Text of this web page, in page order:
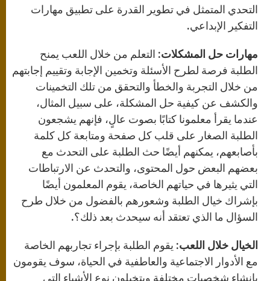
التحدي المتمثل في تطوير القدرة على تطبيق مهارات
التفكير الإبداعي.
مهارات حل المشكلات: التعلم من خلال اللعب يمنح
الطلبة فرصة لطرح الأسئلة وتخمين الإجابة وتقييم إجابتهم
من خلال التجربة والخطأ والتحقق من تلك التخمينات
والكشف عن كيفية حل المشكلة، على سبيل المثال،
عندما يقرأ معلمونا كتابًا بصوت عالٍ، فإنهم يشجعون
الطلبة الصغار على قلب كل صفحة ومتابعة كل كلمة
بأصابعهم، يمكنهم أيضًا حث الطلبة على التحدث مع
بعضهم البعض حول المحتوى، والتحدث عن الارتباطات
التي يثيرها في حياتهم الخاصة، يقوم المعلمون أيضًا
بإشراك خيال الطلبة وشعورهم بالفضول من خلال طرح
السؤال ما الذي تعتقد أنه سيحدث بعد ذلك؟.
الخيال خلال اللعب: يقوم الطلبة بإجراء تجاربهم الخاصة
مع الأدوار الاجتماعية والعاطفية في الحياة، سوف يقومون
بإنشاء شخصيات مختلفة ويتخيلون نوع الأشياء التي